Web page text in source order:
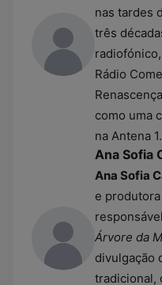
nas tardes
três
Rádio
como uma
na Antena 1.
Ana Sofia
Ana Sofia
e
Árvore da
divulgação
tradicional,